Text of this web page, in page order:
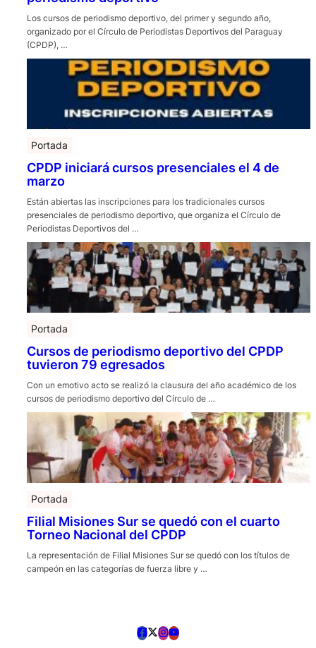
Los cursos de periodismo deportivo, del primer y segundo año,
organizado por el Círculo de Periodistas Deportivos del Paraguay
(CPDP), …
Portada
CPDP iniciará cursos presenciales el 4 de
marzo
Están abiertas las inscripciones para los tradicionales cursos
presenciales de periodismo deportivo, que organiza el Círculo de
Periodistas Deportivos del …
Portada
Cursos de periodismo deportivo del CPDP
tuvieron 79 egresados
Con un emotivo acto se realizó la clausura del año académico de los
cursos de periodismo deportivo del Círculo de …
Portada
Filial Misiones Sur se quedó con el cuarto
Torneo Nacional del CPDP
La representación de Filial Misiones Sur se quedó con los títulos de
campeón en las categorías de fuerza libre y …